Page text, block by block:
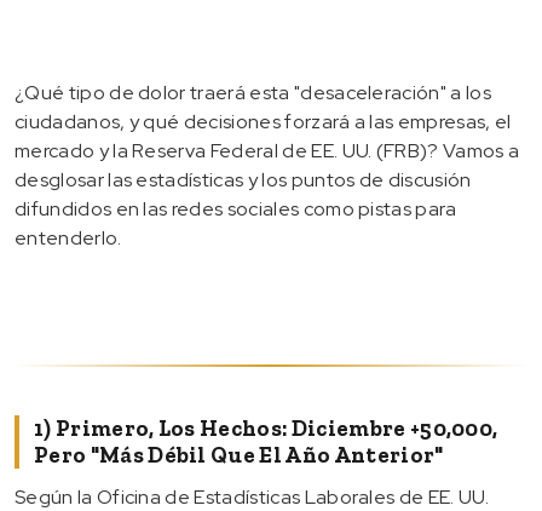
¿Qué tipo de dolor traerá esta "desaceleración" a los
ciudadanos, y qué decisiones forzará a las empresas, el
mercado y la Reserva Federal de EE. UU. (FRB)? Vamos a
desglosar las estadísticas y los puntos de discusión
difundidos en las redes sociales como pistas para
entenderlo.
1) Primero, Los Hechos: Diciembre +50,000,
Pero "más Débil Que El Año Anterior"
Según la Oficina de Estadísticas Laborales de EE. UU.